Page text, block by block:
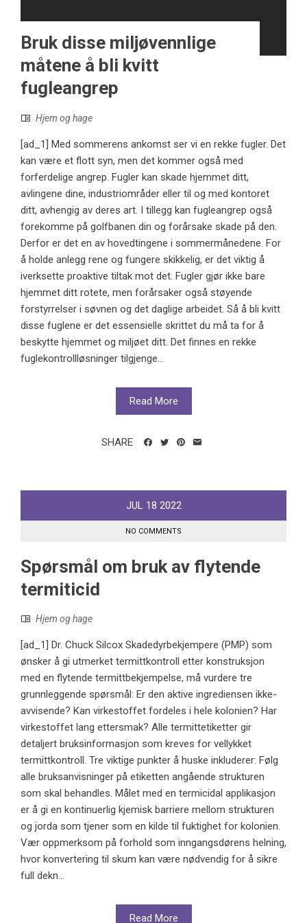
Bruk disse miljøvennlige
måtene å bli kvitt
fugleangrep
Hjem og hage
[ad_1] Med sommerens ankomst ser vi en rekke fugler. Det
kan være et flott syn, men det kommer også med
forferdelige angrep. Fugler kan skade hjemmet ditt,
avlingene dine, industriområder eller til og med kontoret
ditt, avhengig av deres art. I tillegg kan fugleangrep også
forekomme på golfbanen din og forårsake skade på den.
Derfor er det en av hovedtingene i sommermånedene. For
å holde anlegg rene og fungere skikkelig, er det viktig å
iverksette proaktive tiltak mot det. Fugler gjør ikke bare
hjemmet ditt rotete, men forårsaker også støyende
forstyrrelser i søvnen og det daglige arbeidet. Så å bli kvitt
disse fuglene er det essensielle skrittet du må ta for å
beskytte hjemmet og miljøet ditt. Det finnes en rekke
fuglekontrollløsninger tilgjenge...
Read More
SHARE
JUL 18 2022
NO COMMENTS
Spørsmål om bruk av flytende
termiticid
Hjem og hage
[ad_1] Dr. Chuck Silcox Skadedyrbekjempere (PMP) som
ønsker å gi utmerket termittkontroll etter konstruksjon
med en flytende termittbekjempelse, må vurdere tre
grunnleggende spørsmål: Er den aktive ingrediensen ikke-
avvisende? Kan virkestoffet fordeles i hele kolonien? Har
virkestoffet lang ettersmak? Alle termittetiketter gir
detaljert bruksinformasjon som kreves for vellykket
termittkontroll. Tre viktige punkter å huske inkluderer: Følg
alle bruksanvisninger på etiketten angående strukturen
som skal behandles. Målet med en termicidal applikasjon
er å gi en kontinuerlig kjemisk barriere mellom strukturen
og jorda som tjener som en kilde til fuktighet for kolonien.
Vær oppmerksom på forhold som inngangsdørens helning,
hvor konvertering til skum kan være nødvendig for å sikre
full dekn...
Read More